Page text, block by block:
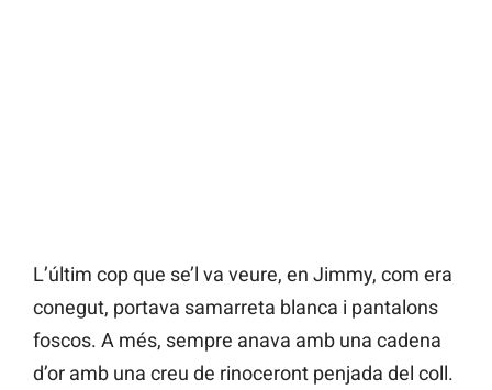
L’últim cop que se’l va veure, en Jimmy, com era
conegut, portava samarreta blanca i pantalons
foscos. A més, sempre anava amb una cadena
d’or amb una creu de rinoceront penjada del coll.